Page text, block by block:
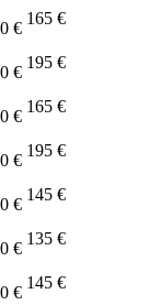
€
165 €
€
195 €
€
165 €
€
195 €
€
145 €
€
135 €
€
145 €